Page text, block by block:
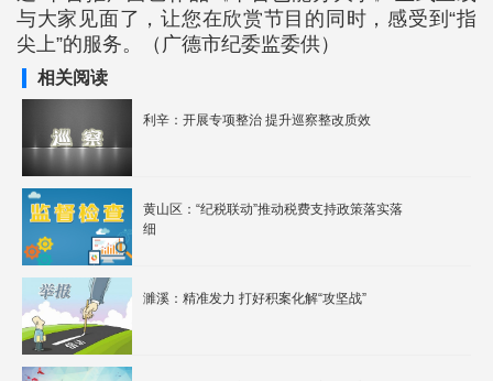
与大家见面了，让您在欣赏节目的同时，感受到“指
尖上”的服务。（广德市纪委监委供）
相关阅读
利辛：开展专项整治 提升巡察整改质效
黄山区：“纪税联动”推动税费支持政策落实落
细
濉溪：精准发力 打好积案化解“攻坚战”